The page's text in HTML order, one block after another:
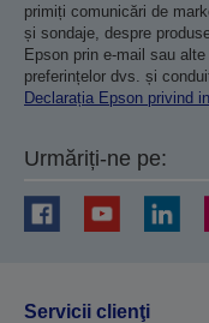
primiți comunicări de
și sondaje, despre
Epson prin e-mail sau
preferințelor dvs. și
Declarația Epson privind
Urmăriți-ne pe:
Servicii clienţi